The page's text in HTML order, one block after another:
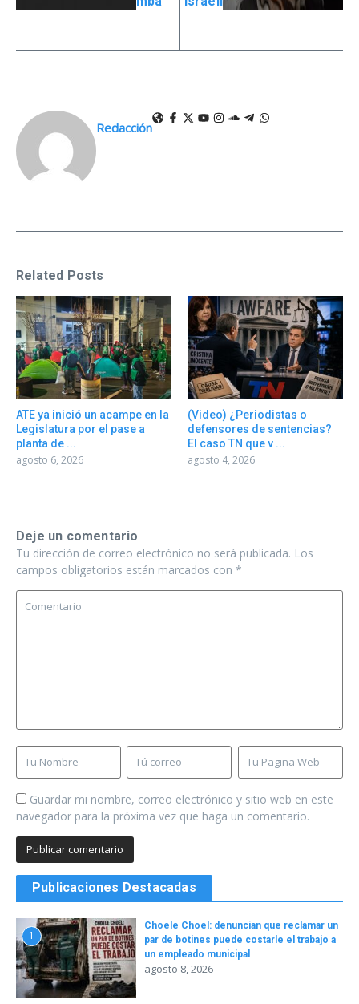
Redacción
Related Posts
ATE ya inició un acampe en la
Legislatura por el pase a
planta de ...
agosto 6, 2026
(Video) ¿Periodistas o
defensores de sentencias?
El caso TN que v ...
agosto 4, 2026
Deje un comentario
Tu dirección de correo electrónico no será publicada. Los
campos obligatorios están marcados con *
Guardar mi nombre, correo electrónico y sitio web en este
navegador para la próxima vez que haga un comentario.
Publicaciones Destacadas
1
Choele Choel: denuncian que reclamar un
par de botines puede costarle el trabajo a
un empleado municipal
agosto 8, 2026